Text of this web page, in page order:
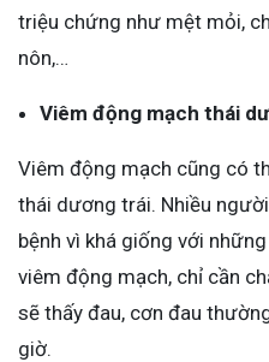
triệu chứng như mệt mỏi,
nôn,…
Viêm động mạch thái
Viêm động mạch cũng có
thái dương trái. Nhiều
bệnh vì khá giống với
viêm động mạch, chỉ cần
sẽ thấy đau, cơn đau
giờ.